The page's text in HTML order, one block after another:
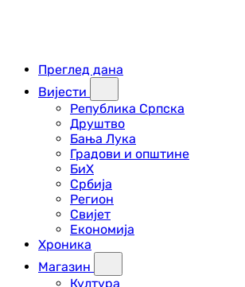
Преглед дана
Вијести
Република Српска
Друштво
Бања Лука
Градови и општине
БиХ
Србија
Регион
Свијет
Економија
Хроника
Магазин
Култура